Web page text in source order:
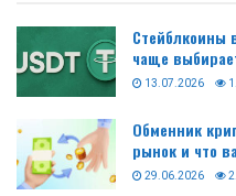
Стейблкоины
чаще
13.07.2026
Обменник
рынок и что
29.06.2026